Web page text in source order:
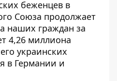
беженцев в
Союза продолжает
наших граждан за
4,26 миллиона
украинских
в Германии и